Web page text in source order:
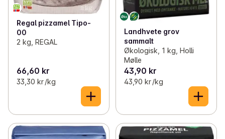
Regal pizzamel Tipo-
00
2 kg, REGAL
66,60 kr
33,30 kr /kg
Landhvete grov
sammalt
Økologisk, 1 kg, Holli
Mølle
43,90 kr
43,90 kr /kg